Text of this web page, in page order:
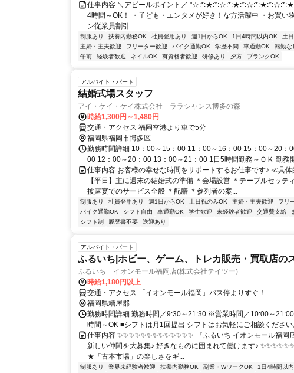
仕事内容 ＼アピールポイント／ "☆:*:★:*:☆:*:★:*:☆:*:★:*:☆:*:★
4時間～OK！ ・子ども・エンタメが好き！な方活躍中 ・お買い
ン従業員割引...
制服あり 扶養内勤務OK 社員登用あり 週1日からOK 1日4時間以内OK
土
主婦・主夫歓迎
フリーター歓迎 バイク通勤OK 学歴不問 車通勤OK 転勤な
午前
経験者歓迎 ネイルOK 有資格者歓迎 研修あり 夕方 ブランクOK
アルバイト・パート
結婚式場スタッフ
アイ・ケイ・ケイ株式会社 ララシャンス博多の森
時給1,300円～1,480円
交通・アクセス 福岡空港より車で5分
福岡県福岡市博多区
勤務時間詳細 10：00～15：00 11：00～16：00 15：00～20：
00 12：00～20：00 13：00～21：00 1日5時間勤務～ＯＫ 勤務
仕事内容 お客様の幸せな時間をサポートするお仕事です♪ ≪具
【平日】主に週末の結婚式の準備 ＊会場設営 ＊テーブルセッテ
披露宴でのサービス全般 ＊配膳 ＊参列者の案...
制服あり 社員登用あり 週1日からOK 土日祝のみOK 主婦・主夫歓迎
フリ
バイク通勤OK
シフト自由 車通勤OK 学生歓迎 未経験者歓迎 交通費支給
シフト制
履歴書不要 送迎あり
アルバイト・パート
ふるいち|ホビー、ゲーム、トレカ販売・買取店の
ふるいち イオンモール福岡店(株式会社テイツー)
時給1,180円以上
交通・アクセス 「イオンモール福岡」バス停よりすぐ！
福岡県糟屋郡
勤務時間詳細 勤務時間／9:30～21:30 ※営業時間／10:00～
時間～OK ■シフトは月1回提出 シフトはお気軽にご相談ください
仕事内容 ✨✨✨✨✨✨✨✨✨✨✨✨✨ 『ふるいち イオンモール福岡
新しい仲間を大募集♪ 好きなものに囲まれて働けます♪
★「古本市場」の楽しさをギ...
制服あり 業界未経験者歓迎 扶養内勤務OK 副業・WワークOK
1日4時間以